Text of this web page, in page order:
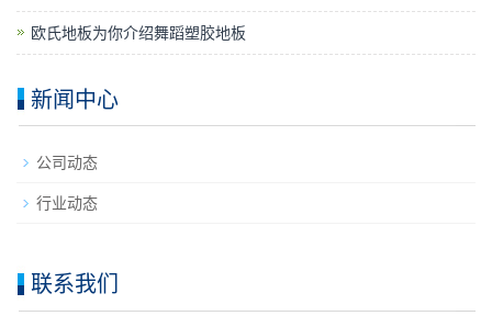
欧氏地板为你介绍舞蹈塑胶地板
新闻中心
公司动态
行业动态
联系我们